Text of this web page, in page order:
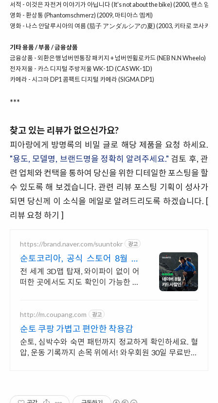
서적 - 이것은 자전거 이야기가 아닙니다 (It's not about the bike) (2000, 랜스 암스
영화 -환상통 (Phantomschmerz) (2009, 마티아스 엠케)
영화 - 나스 안달루시아의 여름 (茄子 アンダルシアの夏) (2003, 키타로 코사카)
기타 용품 / 부품 / 금융상품
금융상품 -외환은행 넘버엔통장 패키지 + 넘버엔휠로카드 (NEB N.N Wheelo)
전자저울 - 카스 디지털 주방저울 WK-1D (CAS WK-1D)
카메라 - 시그마 DP1 콤팩트 디지털 카메라 (SIGMA DP1)
***
찾고 있는 리뷰가 없으신가요?
피아랑에게 방명록의 비밀 글로 해당 제품을 요청 하세요.
"용도, 모델명, 브랜드명을 정확히 알려주세요." 검토 후, 관
련 업체와 컨택을 통하여 당신을 위한 디테일한 포스팅을 할
수 있도록 해 보겠습니다. 관련 리뷰 포스팅 기획이 성사가
되면 당신께 이 소식을 메일로 알려드리도록 하겠습니다. [
리뷰 요청 하기 ]
https://brand.naver.com/suuntokr 광고
순토코리아, 공식 스토어 8월 한
달간 최대 10%
전 세계 3D맵 탑재, 와이파이 없이 어
떠한 곳에서도 지도 확인이 가능한 순
http://m.coupang.com 광고
순토 쿠팡 가볍고 편안한 착용감
순토, 심박수와 숙면 패턴까지 정교하게 확인하세요. 혈
압, 운동 기록까지 손목 위에서! 와우회원 30일 무료반품